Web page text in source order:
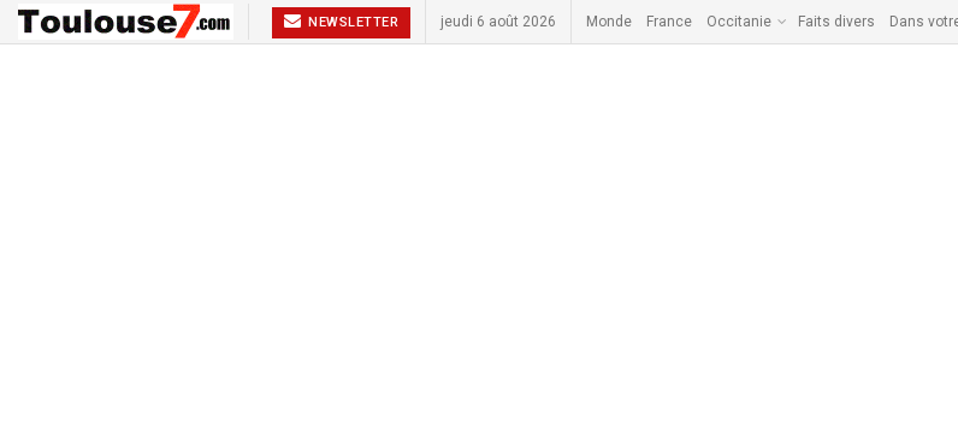
NEWSLETTER jeudi 6 août 2026 Monde France Occitanie Faits divers Dans